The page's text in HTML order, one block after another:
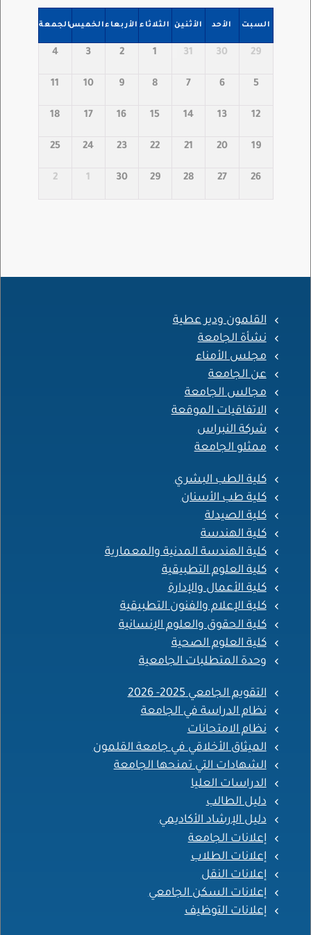
السبت الأحد الأثنين الثلاثاء الأربعاءالخميسالجمعة
29
30
31
1
2
3
4
5
6
7
8
9
10
11
12
13
14
15
16
17
18
19
20
21
22
23
24
25
26
27
28
29
30
1
2
القلمون ودير عطية
نشأة الجامعة
مجلس الأمناء
عن الجامعة
مجالس الجامعة
الاتفاقيات الموقعة
شركة النبراس
ممثلو الجامعة
كلية الطب البشري
كلية طب الأسنان
كلية الصيدلة
كلية الهندسة
كلية الهندسة المدنية والمعمارية
كلية العلوم التطبيقية
كلية الأعمال والإدارة
كلية الإعلام والفنون التطبيقية
كلية الحقوق والعلوم الإنسانية
كلية العلوم الصحية
وحدة المتطلبات الجامعية
التقويم الجامعي 2025- 2026
نظام الدراسة في الجامعة
نظام الامتحانات
الميثاق الأخلاقي في جامعة القلمون
الشهادات التي تمنحها الجامعة
الدراسات العليا
دليل الطالب
دليل الإرشاد الأكاديمي
إعلانات الجامعة
إعلانات الطلاب
إعلانات النقل
إعلانات السكن الجامعي
إعلانات التوظيف